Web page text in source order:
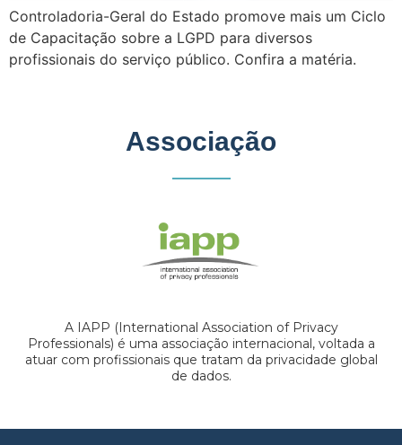
Controladoria-Geral do Estado promove mais um Ciclo
de Capacitação sobre a LGPD para diversos
profissionais do serviço público. Confira a matéria.
Associação
A IAPP (International Association of Privacy
Professionals) é uma associação internacional, voltada a
atuar com profissionais que tratam da privacidade global
de dados.